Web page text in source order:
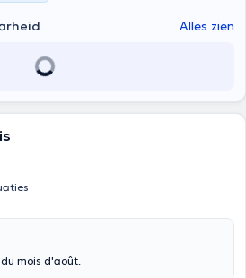
Alles zien
mois d'août.